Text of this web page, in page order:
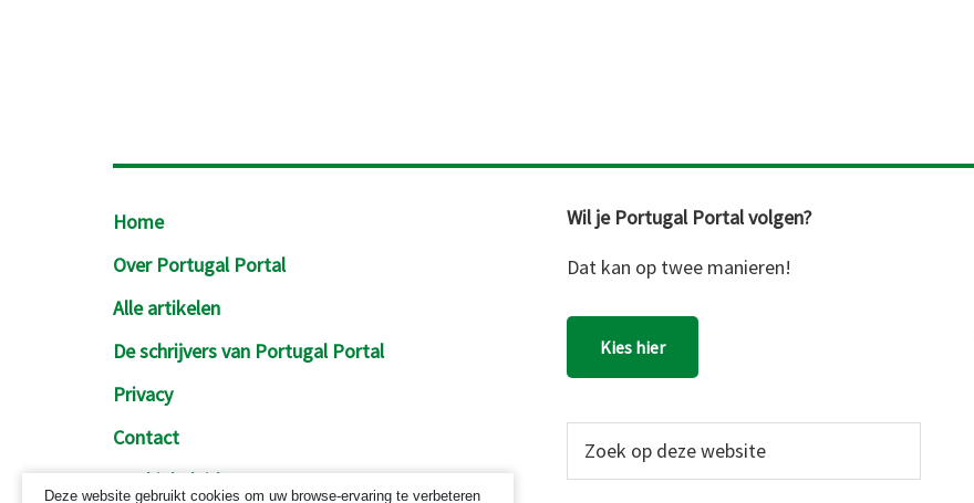
Footer
Home
Over Portugal Portal
Alle artikelen
De schrijvers van Portugal Portal
Privacy
Contact
Cookiebeleid
Wil je Portugal Portal volgen?
Dat kan op twee manieren!
Kies hier
Deze website gebruikt cookies om uw browse-ervaring te verbeteren